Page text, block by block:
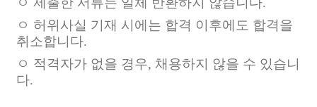
ㅇ 허위사실 기재 시에는 합격 이후에도 합격을
취소합니다.
ㅇ 적격자가 없을 경우, 채용하지 않을 수 있습니
다.